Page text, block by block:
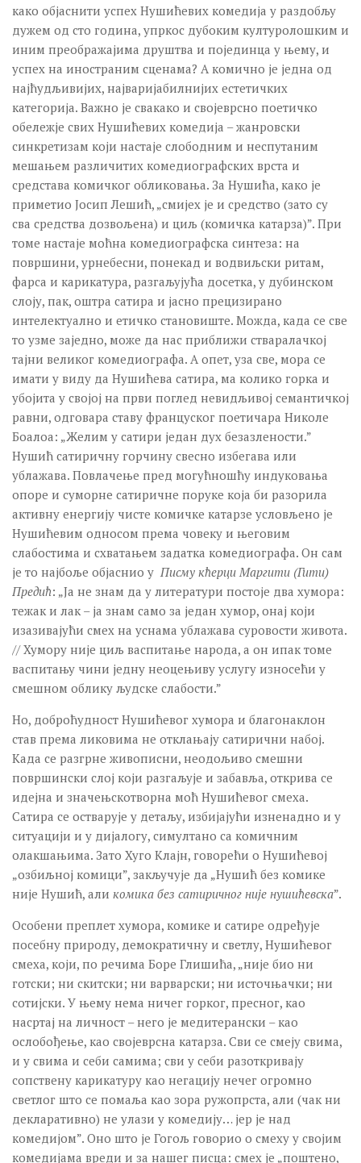
како објаснити успех Нушићевих комедија у раздобљу
дужем од сто година, упркос дубоким културолошким и
иним преображајима друштва и појединца у њему, и
успех на иностраним сценама? А комично је једна од
најћудљивијих, најваријабилнијих естетичких
категорија. Важно је свакако и својеврсно поетичко
обележје свих Нушићевих комедија – жанровски
синкретизам који настаје слободним и неспутаним
мешањем различитих комедиографских врста и
средстава комичког обликовања. За Нушића, како је
приметио Јосип Лешић, „смијех је и средство (зато су
сва средства дозвољена) и циљ (комичка катарза)”. При
томе настаје моћна комедиографска синтеза: на
површини, урнебесни, понекад и водвиљски ритам,
фарса и карикатура, разгаљујућа досетка, у дубинском
слоју, пак, оштра сатира и јасно прецизирано
интелектуално и етичко становиште. Можда, када се све
то узме заједно, може да нас приближи стваралачкој
тајни великог комедиографа. А опет, уза све, мора се
имати у виду да Нушићева сатира, ма колико горка и
убојита у својој на први поглед невидљивој семантичкој
равни, одговара ставу француског поетичара Николе
Боалоа: „Желим у сатири један дух безазлености.”
Нушић сатиричну горчину свесно избегава или
ублажава. Повлачење пред могућношћу индуковања
опоре и суморне сатиричне поруке која би разорила
активну енергију чисте комичке катарзе условљено је
Нушићевим односом према човеку и његовим
слабостима и схватањем задатка комедиографа. Он сам
је то најбоље објаснио у Писму кћерци Маргити (Гити)
Предић: „Ја не знам да у литератури постоје два хумора:
тежак и лак – ја знам само за један хумор, онај који
изазивајући смех на уснама ублажава суровости живота.
// Хумору није циљ васпитање народа, а он ипак томе
васпитању чини једну неоцењиву услугу износећи у
смешном облику људске слабости.”
Но, доброћудност Нушићевог хумора и благонаклон
став према ликовима не отклањају сатирични набој.
Када се разгрне живописни, неодољиво смешни
површински слој који разгаљује и забавља, открива се
идејна и значењскотворна моћ Нушићевог смеха.
Сатира се остварује у детаљу, избијајући изненадно и у
ситуацији и у дијалогу, симултано са комичним
олакшањима. Зато Хуго Клајн, говорећи о Нушићевој
„озбиљној комици”, закључује да „Нушић без комике
није Нушић, али комика без сатиричног није нушићевска”.
Особени преплет хумора, комике и сатире одређује
посебну природу, демократичну и светлу, Нушићевог
смеха, који, по речима Боре Глишића, „није био ни
готски; ни скитски; ни варварски; ни источњачки; ни
сотијски. У њему нема ничег горког, пресног, као
насртај на личност – него је медитерански – као
ослобођење, као својеврсна катарза. Сви се смеју свима,
и у свима и себи самима; сви у себи разоткривају
сопствену карикатуру као негацију нечег огромно
светлог што се помаља као зора ружопрста, али (чак ни
декларативно) не улази у комедију… јер је над
комедијом”. Оно што је Гогољ говорио о смеху у својим
комедијама вреди и за нашег писца: смех је „поштено,